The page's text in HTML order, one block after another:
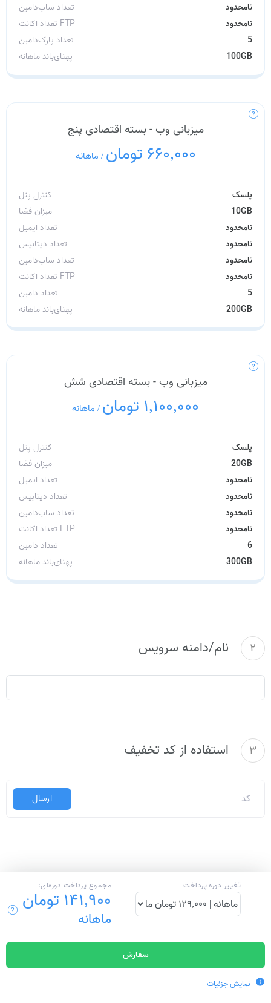
تعداد ساب‌دامین
نامحدود
تعداد اکانت FTP
نامحدود
تعداد پارک‌دامین
5
پهنای‌باند ماهانه
100GB
میزبانی وب - بسته اقتصادی پنج
660,000 تومان / ماهانه
کنترل پنل
پلسک
میزان فضا
10GB
تعداد ایمیل
نامحدود
تعداد دیتابیس
نامحدود
تعداد ساب‌دامین
نامحدود
تعداد اکانت FTP
نامحدود
تعداد دامین
5
پهنای‌باند ماهانه
200GB
میزبانی وب - بسته اقتصادی شش
1,100,000 تومان / ماهانه
کنترل پنل
پلسک
میزان فضا
20GB
تعداد ایمیل
نامحدود
تعداد دیتابیس
نامحدود
تعداد ساب‌دامین
نامحدود
تعداد اکانت FTP
نامحدود
تعداد دامین
6
پهنای‌باند ماهانه
300GB
2 نام/دامنه سرویس
3 استفاده از کد تخفیف
ارسال
تغییر دوره پرداخت مجموع پرداخت دوره‌ای:
141,900 تومان
ماهانه
سفارش
info نمایش جزئیات